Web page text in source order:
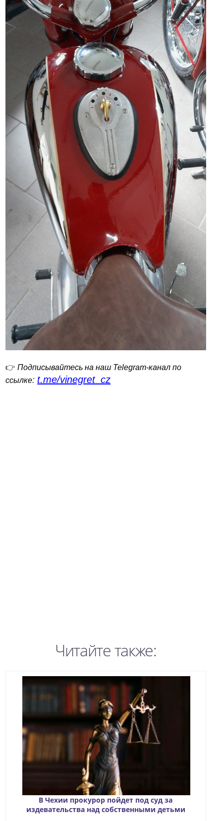
👉Подписывайтесь на наш Telegram-канал по
ссылке: t.me/vinegret_cz
Читайте также:
В Чехии прокурор пойдет под суд за
издевательства над собственными детьми